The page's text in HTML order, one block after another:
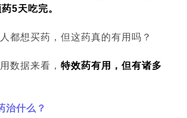
5天吃完。
都想买药，但这药真的有用吗？
数据来看， 特效药有用，但有诸多
治什么？